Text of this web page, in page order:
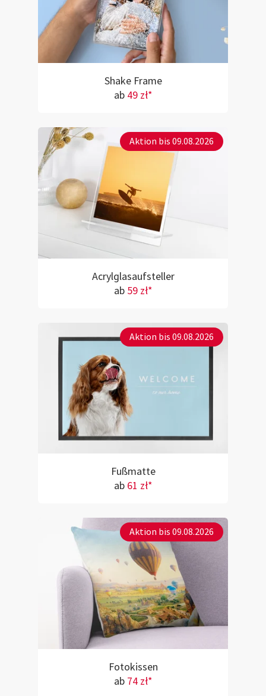
Shake Frame
ab 49 zł*
Aktion bis 09.08.2026
Acrylglasaufsteller
ab 59 zł*
Aktion bis 09.08.2026
Fußmatte
ab 61 zł*
Aktion bis 09.08.2026
Fotokissen
ab 74 zł*